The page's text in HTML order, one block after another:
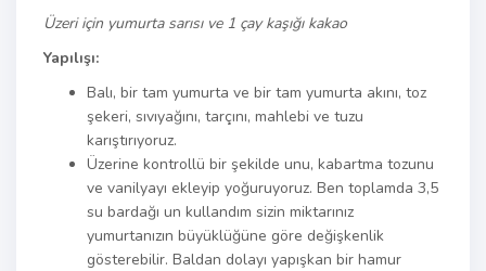
Üzeri için yumurta sarısı ve 1 çay kaşığı kakao
Yapılışı:
Balı, bir tam yumurta ve bir tam yumurta akını, toz
şekeri, sıvıyağını, tarçını, mahlebi ve tuzu
karıştırıyoruz.
Üzerine kontrollü bir şekilde unu, kabartma tozunu
ve vanilyayı ekleyip yoğuruyoruz. Ben toplamda 3,5
su bardağı un kullandım sizin miktarınız
yumurtanızın büyüklüğüne göre değişkenlik
gösterebilir. Baldan dolayı yapışkan bir hamur